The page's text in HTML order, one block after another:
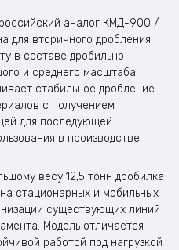
аналог КМД-900 /
вторичного дробления
в составе дробильно-
и среднего масштаба.
стабильное дробление
с получением
для последующей
в производстве
весу 12,5 тонн дробилка
стационарных и мобильных
существующих линий
Модель отличается
работой под нагрузкой